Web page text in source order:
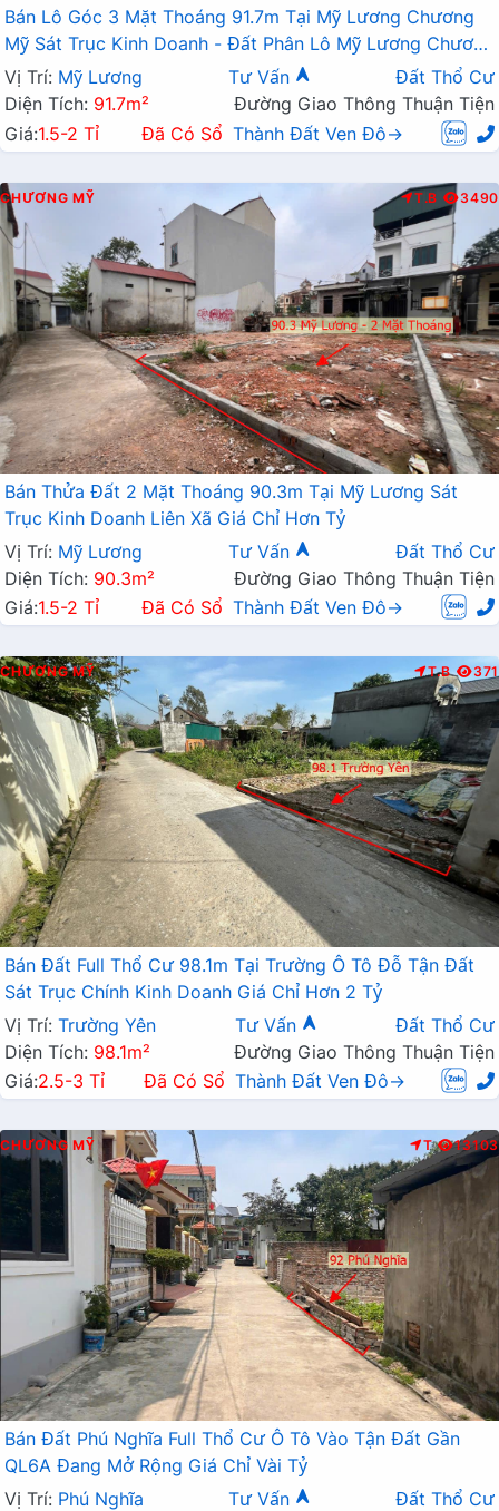
Bán Lô Góc 3 Mặt Thoáng 91.7m Tại Mỹ Lương Chương
Mỹ Sát Trục Kinh Doanh - Đất Phân Lô Mỹ Lương Chương
Mỹ
Vị Trí: Mỹ Lương Tư Vấn
Đất Thổ Cư
Diện Tích: 91.7m²
Đường Giao Thông Thuận Tiện
Giá:1.5-2 Tỉ Đã Có Sổ Thành Đất Ven Đô→
CHƯƠNG MỸ T.B 3490
Bán Thửa Đất 2 Mặt Thoáng 90.3m Tại Mỹ Lương Sát
Trục Kinh Doanh Liên Xã Giá Chỉ Hơn Tỷ
Vị Trí: Mỹ Lương Tư Vấn
Đất Thổ Cư
Diện Tích: 90.3m²
Đường Giao Thông Thuận Tiện
Giá:1.5-2 Tỉ Đã Có Sổ Thành Đất Ven Đô→
CHƯƠNG MỸ T.B 371
Bán Đất Full Thổ Cư 98.1m Tại Trường Ô Tô Đỗ Tận Đất
Sát Trục Chính Kinh Doanh Giá Chỉ Hơn 2 Tỷ
Vị Trí: Trường Yên Tư Vấn
Đất Thổ Cư
Diện Tích: 98.1m²
Đường Giao Thông Thuận Tiện
Giá:2.5-3 Tỉ Đã Có Sổ Thành Đất Ven Đô→
CHƯƠNG MỸ T 13103
Bán Đất Phú Nghĩa Full Thổ Cư Ô Tô Vào Tận Đất Gần
QL6A Đang Mở Rộng Giá Chỉ Vài Tỷ
Vị Trí: Phú Nghĩa Tư Vấn
Đất Thổ Cư